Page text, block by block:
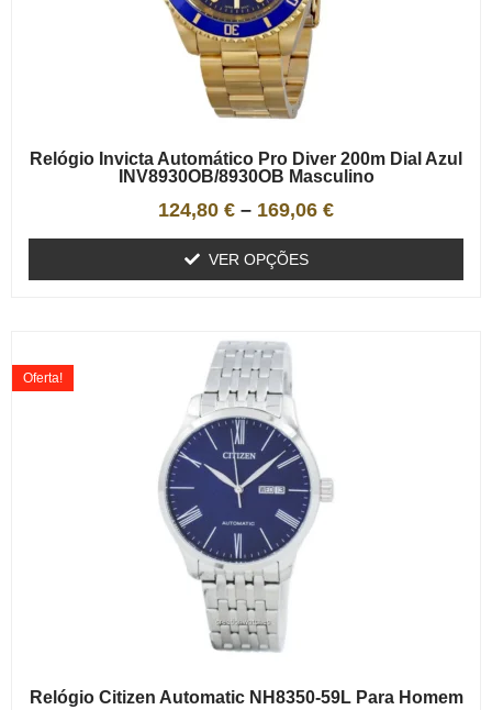
Relógio Invicta Automático Pro Diver 200m Dial Azul
INV8930OB/8930OB Masculino
124,80 € – 169,06 €
VER OPÇÕES
Relógio Citizen Automatic NH8350-59L Para Homem
Oferta!